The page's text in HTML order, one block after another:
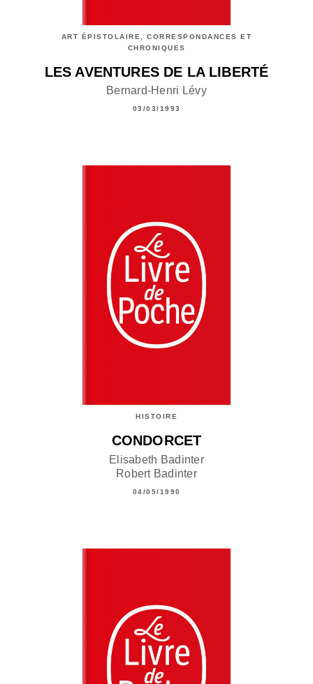
ART ÉPISTOLAIRE, CORRESPONDANCES ET
CHRONIQUES
LES AVENTURES DE LA LIBERTÉ
Bernard-Henri Lévy
03/03/1993
HISTOIRE
CONDORCET
Elisabeth Badinter
Robert Badinter
04/05/1990